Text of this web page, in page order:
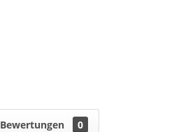
Bewertungen 0